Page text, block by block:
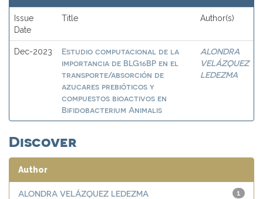
Issue
Date
Title Author(s)
Dec-2023
Estudio computacional de la
importancia de BLG16BP en el
transporte/absorción de
azucares prebióticos y
compuestos bioactivos en
Bifidobacterium Animalis
ALONDRA
VELÁZQUEZ
LEDEZMA
Discover
Author
1
ALONDRA VELÁZQUEZ LEDEZMA